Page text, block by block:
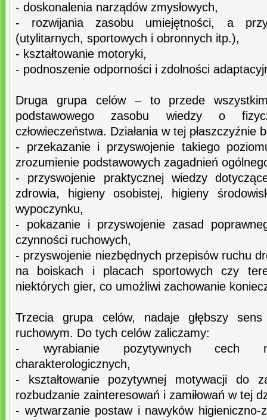
- doskonalenia narządów zmysłowych,
- rozwijania zasobu umiejętności, a
(utylitarnych, sportowych i obronnych itp.),
- kształtowanie motoryki,
- podnoszenie odporności i zdolności
Druga grupa celów – to przede
podstawowego zasobu wiedzy o
człowieczeństwa. Działania w tej płaszczyźnie
- przekazanie i przyswojenie takiego
zrozumienie podstawowych zagadnień
- przyswojenie praktycznej wiedzy
zdrowia, higieny osobistej, higieny
wypoczynku,
- pokazanie i przyswojenie zasad
czynności ruchowych,
- przyswojenie niezbędnych przepisów ruchu
na boiskach i placach sportowych czy
niektórych gier, co umożliwi zachowanie
Trzecia grupa celów, nadaje głębszy sens
ruchowym. Do tych celów zaliczamy:
- wyrabianie pozytywnych cech
charakterologicznych,
- kształtowanie pozytywnej motywacji do
rozbudzanie zainteresowań i zamiłowań w tej
- wytwarzanie postaw i nawyków higieniczno-